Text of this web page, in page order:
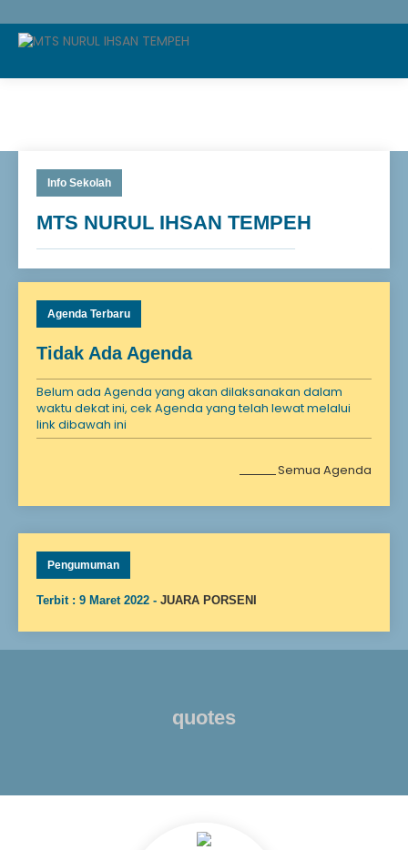
Info Sekolah
MTS NURUL IHSAN TEMPEH
Agenda Terbaru
Tidak Ada Agenda
Belum ada Agenda yang akan dilaksanakan dalam
waktu dekat ini, cek Agenda yang telah lewat melalui
link dibawah ini
Semua Agenda
Pengumuman
Terbit : 9 Maret 2022 - JUARA PORSENI
quotes